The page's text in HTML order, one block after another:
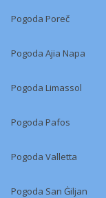
Pogoda Poreč
Pogoda Ajia Napa
Pogoda Limassol
Pogoda Pafos
Pogoda Valletta
Pogoda San Ġiljan